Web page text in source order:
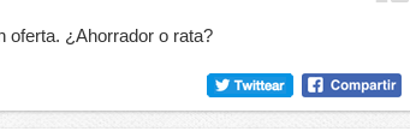
oferta. ¿Ahorrador o rata?